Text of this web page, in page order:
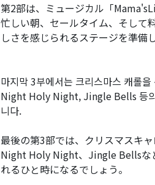
第2部は、ミュージカル「
忙しい朝、セールタイム、そして
しさを感じられるステージを準備
마지막 3부에서는 크리스마스 캐롤
Night Holy Night, Jingle Bells 등의
니다.
最後の第3部では、クリスマスキ
Night Holy Night、Jingle Bellsな
れるひと時になるでしょう。